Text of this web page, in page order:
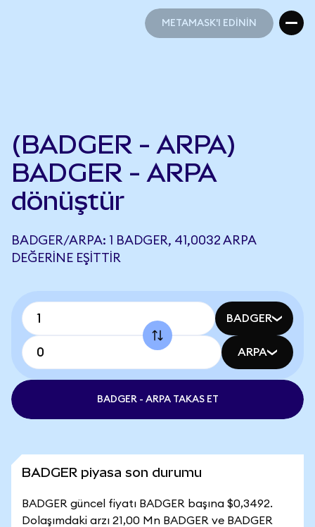
METAMASK'I EDİNİN
(BADGER - ARPA)
BADGER - ARPA
dönüştür
BADGER/ARPA: 1 BADGER, 41,0032 ARPA
DEĞERINE EŞITTIR
BADGER
ARPA
BADGER - ARPA TAKAS ET
BADGER piyasa son durumu
BADGER güncel fiyatı BADGER başına $0,3492.
Dolaşımdaki arzı 21,00 Mn BADGER ve BADGER